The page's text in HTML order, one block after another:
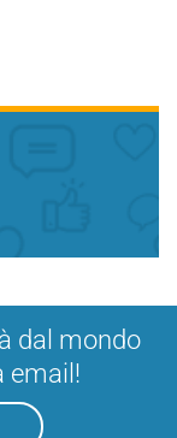
dal mondo
email!